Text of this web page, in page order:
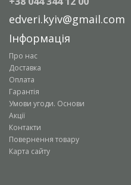
edveri.kyiv@gmail.com
Інформація
Про нас
Доставка
Оплата
Гарантія
Умови угоди. Основи
Акції
Контакти
Повернення товару
Карта сайту